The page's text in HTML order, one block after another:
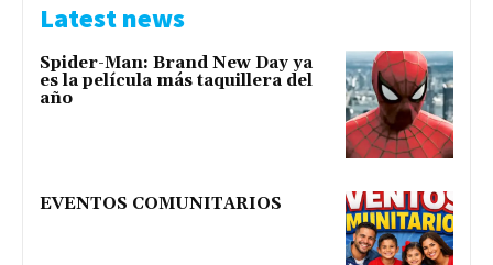
Latest news
Spider-Man: Brand New Day ya
es la película más taquillera del
año
EVENTOS COMUNITARIOS